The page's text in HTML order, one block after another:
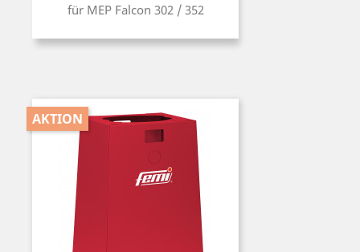
für MEP Falcon 302 / 352
AKTION